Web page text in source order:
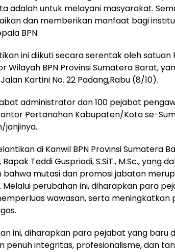
adalah untuk melayani masyarakat.
dan memberikan manfaat bagi
BPN.
ini diikuti secara serentak oleh satuan
Wilayah BPN Provinsi Sumatera Barat,
Kartini No. 22 Padang,Rabu (8/10).
administrator dan 100 pejabat
Pertanahan Kabupaten/Kota se-
janjinya.
di Kanwil BPN Provinsi Sumatera
Teddi Guspriadi, S.SiT., M.Sc., yang
mutasi dan promosi jabatan
Melalui perubahan ini, diharapkan para
wawasan, serta meningkatkan
ini, diharapkan para pejabat yang baru
penuh integritas, profesionalisme, dan